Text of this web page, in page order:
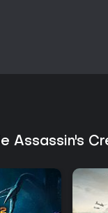
Assassin's